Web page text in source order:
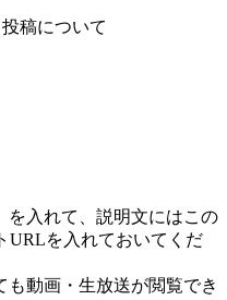
稿について
を入れて、説明文にはこの
URLを入れておいてくだ
動画・生放送が閲覧でき